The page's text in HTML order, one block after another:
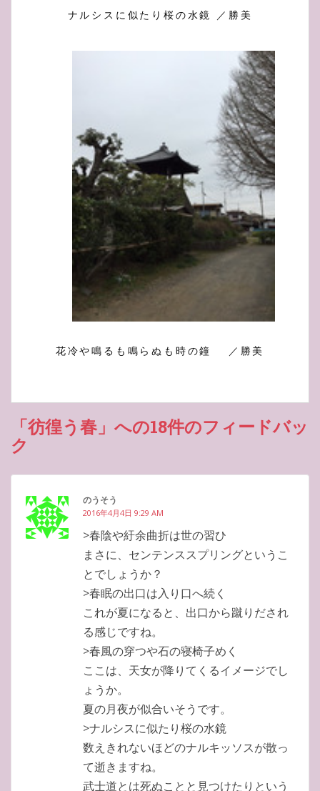
ナルシスに似たり桜の水鏡 ／勝美
花冷や鳴るも鳴らぬも時の鐘 ／勝美
「彷徨う春」への18件のフィードバッ
ク
のうそう
2016年4月4日 9:29 AM
>春陰や紆余曲折は世の習ひ
まさに、センテンススプリングというこ
とでしょうか？
>春眠の出口は入り口へ続く
これが夏になると、出口から蹴りだされ
る感じですね。
>春風の穿つや石の寝椅子めく
ここは、天女が降りてくるイメージでし
ょうか。
夏の月夜が似合いそうです。
>ナルシスに似たり桜の水鏡
数えきれないほどのナルキッソスが散っ
て逝きますね。
武士道とは死ぬことと見つけたりという